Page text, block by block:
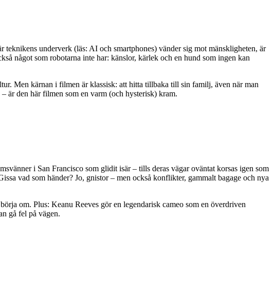
underverk (läs: AI och smartphones) vänder sig mot mänskligheten, är
något som robotarna inte har: känslor, kärlek och en hund som ingen kan
Men kärnan i filmen är klassisk: att hitta tillbaka till sin familj, även när man
är den här filmen som en varm (och hysterisk) kram.
i San Francisco som glidit isär – tills deras vägar oväntat korsas igen som
vad som händer? Jo, gnistor – men också konflikter, gammalt bagage och nya
om. Plus: Keanu Reeves gör en legendarisk cameo som en överdriven
gå fel på vägen.